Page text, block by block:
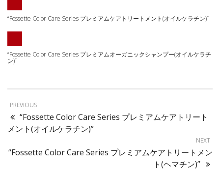
“Fossette Color Care Series プレミアムケアトリートメント(オイルケラチン)”
“Fossette Color Care Series プレミアムオーガニックシャンプー(オイルケラチ
ン)”
PREVIOUS
“Fossette Color Care Series プレミアムケアトリート
メント(オイルケラチン)”
NEXT
“Fossette Color Care Series プレミアムケアトリートメン
ト(ヘマチン)”